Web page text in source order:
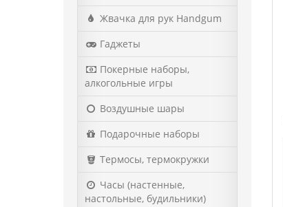
Жвачка для рук Handgum
Гаджеты
Покерные наборы,
алкогольные игры
Воздушные шары
Подарочные наборы
Термосы, термокружки
Часы (настенные,
настольные, будильники)